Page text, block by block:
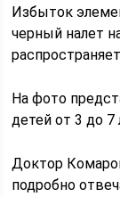
Избыток
черный налет
На фото
детей от 3 до 7
Доктор
подробно